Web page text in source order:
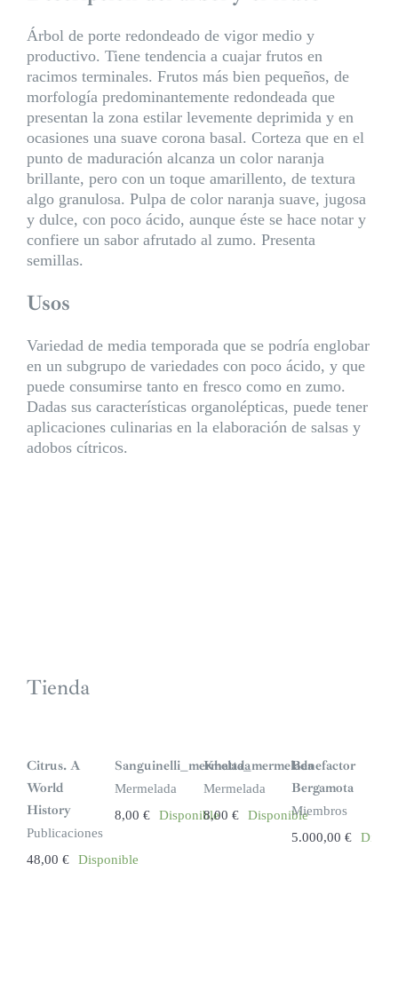
Árbol de porte redondeado de vigor medio y
productivo. Tiene tendencia a cuajar frutos en
racimos terminales. Frutos más bien pequeños, de
morfología predominantemente redondeada que
presentan la zona estilar levemente deprimida y en
ocasiones una suave corona basal. Corteza que en el
punto de maduración alcanza un color naranja
brillante, pero con un toque amarillento, de textura
algo granulosa. Pulpa de color naranja suave, jugosa
y dulce, con poco ácido, aunque éste se hace notar y
confiere un sabor afrutado al zumo. Presenta
semillas.
Usos
Variedad de media temporada que se podría englobar
en un subgrupo de variedades con poco ácido, y que
puede consumirse tanto en fresco como en zumo.
Dadas sus características organolépticas, puede tener
aplicaciones culinarias en la elaboración de salsas y
adobos cítricos.
Tienda
Citrus. A
World
History
Publicaciones
48,00 € Disponible
Sanguinelli_mermelada
Mermelada
8,00€ Disponible
Khatta_mermelada
Mermelada
8,00 € Disponible
Benefactor
Bergamota
Miembros
5.000,00€